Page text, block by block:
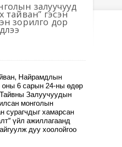
залуучууд
тайван” гэсэн
зорилго дор
Найрамдлын
оны 6 сарын 24-ны өдөр
Залуучуудын
монголын
сурагчдыг хамарсан
үйл ажиллагаанд
дуу хоолойгоо